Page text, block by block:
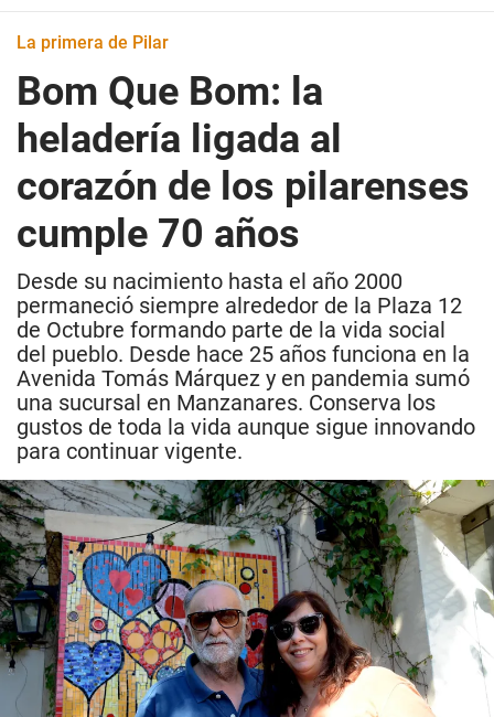
La primera de Pilar
Bom Que Bom: la
heladería ligada al
corazón de los pilarenses
cumple 70 años
Desde su nacimiento hasta el año 2000
permaneció siempre alrededor de la Plaza 12
de Octubre formando parte de la vida social
del pueblo. Desde hace 25 años funciona en la
Avenida Tomás Márquez y en pandemia sumó
una sucursal en Manzanares. Conserva los
gustos de toda la vida aunque sigue innovando
para continuar vigente.